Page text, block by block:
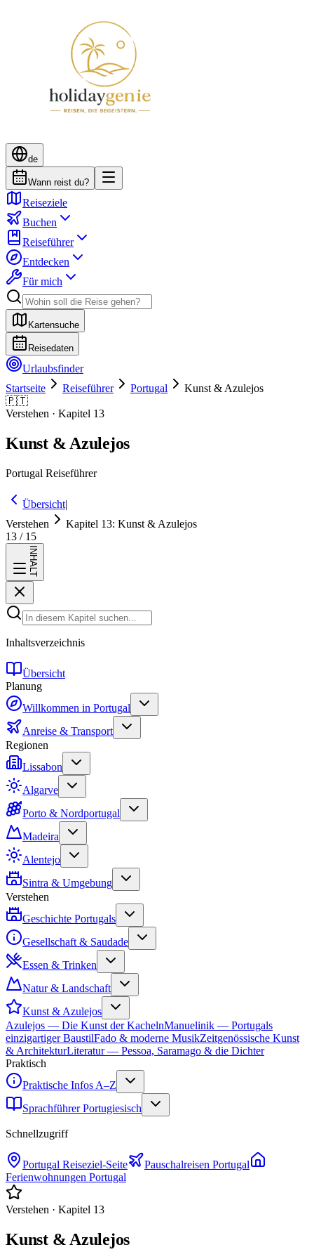
de
Wann reist du?
Reiseziele
Buchen
Reiseführer
Entdecken
Für mich
Kartensuche
Reisedaten
Urlaubsfinder
Startseite
Reiseführer Portugal
Kunst & Azulejos
🇵🇹
Verstehen · Kapitel 13
Kunst & Azulejos
Portugal Reiseführer
Übersicht|
Verstehen
Kapitel 13: Kunst & Azulejos
13 / 15
INHALT
Inhaltsverzeichnis
Übersicht
Planung
Willkommen in Portugal
Anreise & Transport
Regionen
Lissabon
Algarve
Porto & Nordportugal
Madeira
Alentejo
Sintra & Umgebung
Verstehen
Geschichte Portugals
Gesellschaft & Saudade
Essen & Trinken
Natur & Landschaft
Kunst & Azulejos
Azulejos — Die Kunst der KachelnManuelinik — Portugals
einzigartiger BaustilFado & moderne MusikZeitgenössische Kunst
& ArchitekturLiteratur — Pessoa, Saramago & die Dichter
Praktisch
Praktische Infos A–Z
Sprachführer Portugiesisch
Schnellzugriff
Portugal Reiseziel-Seite Pauschalreisen Portugal
Ferienwohnungen Portugal
Verstehen · Kapitel 13
Kunst & Azulejos